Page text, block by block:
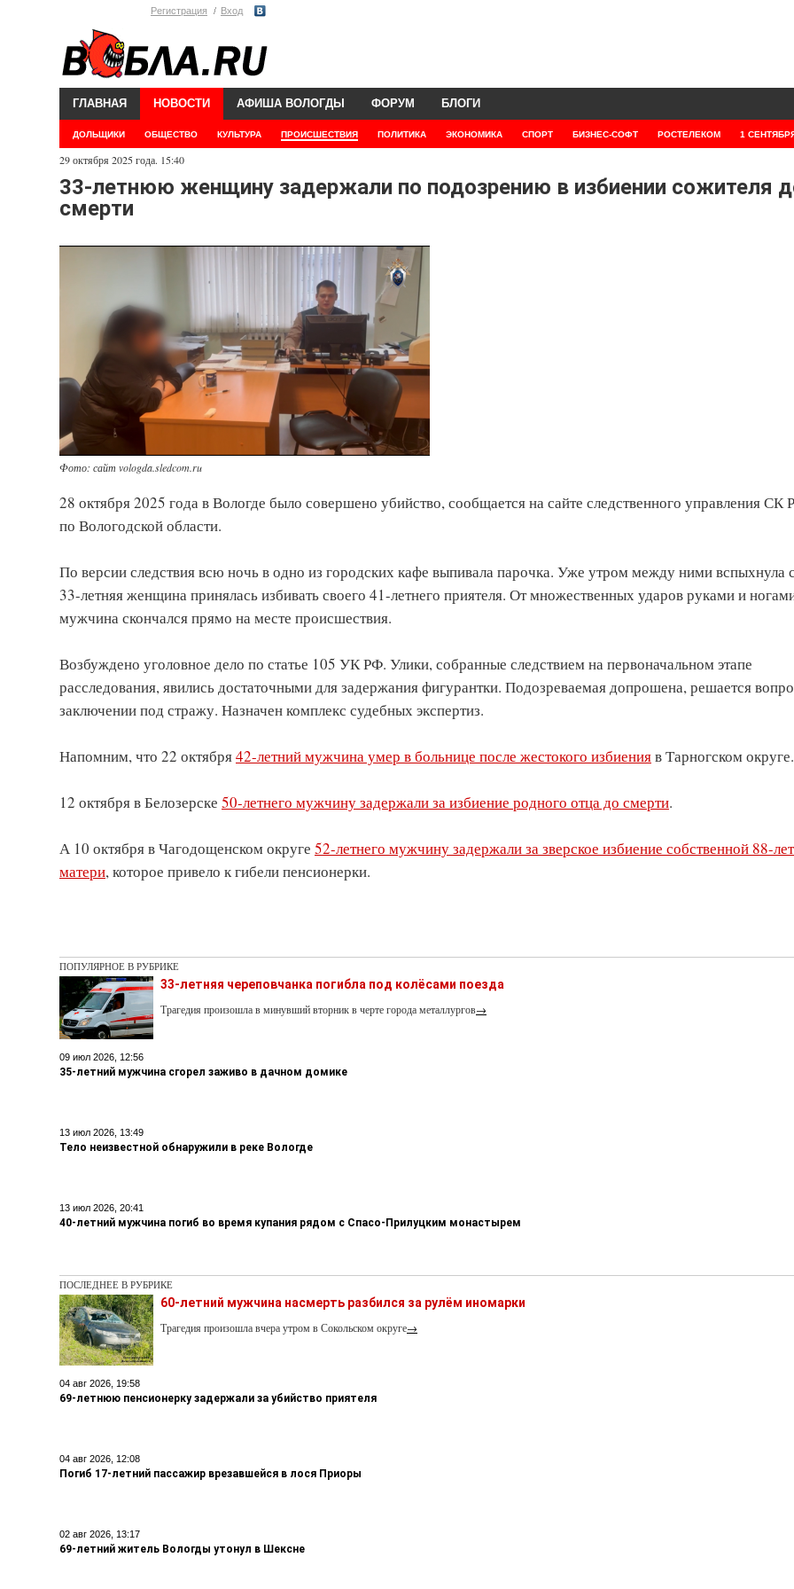
Регистрация Вход
ГЛАВНАЯ НОВОСТИ
ДОЛЬЩИКИ ОБЩЕСТВО КУЛЬТУРА ПРОИСШЕСТВИЯ ПОЛИТИКА ЭКОНОМИКА СПОРТ БИЗНЕС-СОФТ РОСТЕЛЕКОМ 1
АФИША ВОЛОГДЫ ФОРУМ БЛОГИ
29 октября 2025 года. 15:40
33-летнюю женщину задержали по подозрению в избиении сожителя
смерти
Фото: сайт vologda.sledcom.ru
28 октября 2025 года в Вологде было совершено убийство, сообщается на сайте следственного управления СК
по Вологодской области.
По версии следствия всю ночь в одно из городских кафе выпивала парочка. Уже утром между ними вспыхнула
33-летняя женщина принялась избивать своего 41-летнего приятеля. От множественных ударов руками и
мужчина скончался прямо на месте происшествия.
Возбуждено уголовное дело по статье 105 УК РФ. Улики, собранные следствием на первоначальном этапе
расследования, явились достаточными для задержания фигурантки. Подозреваемая допрошена, решается
заключении под стражу. Назначен комплекс судебных экспертиз.
Напомним, что 22 октября42-летний мужчина умер в больнице после жестокого избиенияв Тарногском округе.
12 октября в Белозерске 50-летнего мужчину задержали за избиение родного отца до смерти.
А 10 октября в Чагодощенском округе 52-летнего мужчину задержали за зверское избиение собственной 88-
матери, которое привело к гибели пенсионерки.
ПОПУЛЯРНОЕ В РУБРИКЕ
33-летняя череповчанка погибла под колёсами поезда
Трагедия произошла в минувший вторник в черте города металлургов→
09 июл 2026, 12:56
35-летний мужчина сгорел заживо в дачном домике
13 июл 2026, 13:49
Тело неизвестной обнаружили в реке Вологде
13 июл 2026, 20:41
40-летний мужчина погиб во время купания рядом с Спасо-Прилуцким монастырем
ПОСЛЕДНЕЕ В РУБРИКЕ
60-летний мужчина насмерть разбился за рулём иномарки
Трагедия произошла вчера утром в Сокольском округе→
04 авг 2026, 19:58
69-летнюю пенсионерку задержали за убийство приятеля
04 авг 2026, 12:08
Погиб 17-летний пассажир врезавшейся в лося Приоры
02 авг 2026, 13:17
69-летний житель Вологды утонул в Шексне